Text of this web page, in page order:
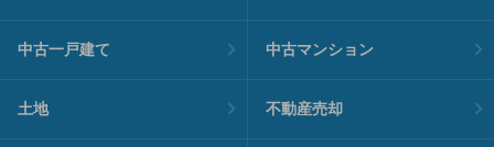
中古一戸建て 中古マンション
土地 不動産売却